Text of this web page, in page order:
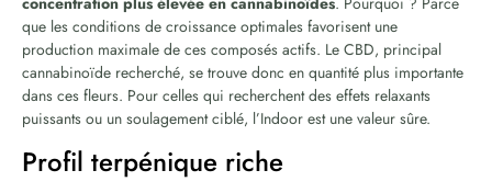
que les conditions de croissance optimales favorisent une
production maximale de ces composés actifs. Le CBD, principal
cannabinoïde recherché, se trouve donc en quantité plus importante
dans ces fleurs. Pour celles qui recherchent des effets relaxants
puissants ou un soulagement ciblé, l’Indoor est une valeur sûre.
Profil terpénique riche